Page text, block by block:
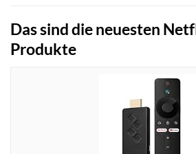
Das sind die neuesten
Produkte